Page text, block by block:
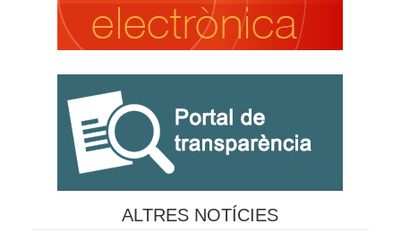
ALTRES NOTÍCIES